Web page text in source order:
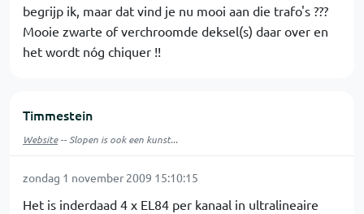
begrijp ik, maar dat vind je nu mooi aan die trafo's ???
Mooie zwarte of verchroomde deksel(s) daar over en
het wordt nóg chiquer !!
Timmestein
Website-- Slopen is ook een kunst...
zondag 1 november 2009 15:10:15
Het is inderdaad 4 x EL84 per kanaal in ultralineaire